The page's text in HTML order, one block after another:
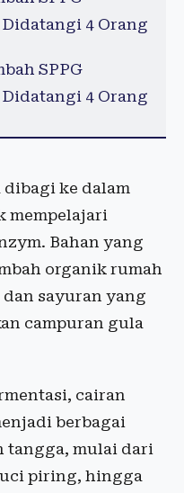
4 Orang
SPPG
4 Orang
dibagi ke dalam
mempelajari
Bahan yang
organik rumah
sayuran yang
campuran gula
cairan
berbagai
tangga, mulai dari
piring, hingga